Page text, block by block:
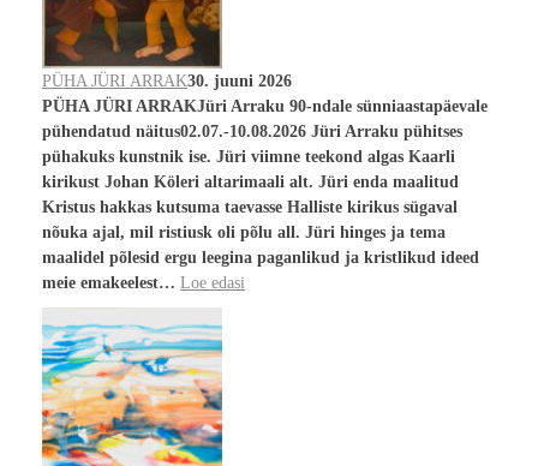
PÜHA JÜRI ARRAK30. juuni 2026
PÜHA JÜRI ARRAKJüri Arraku 90-ndale sünniaastapäevale
pühendatud näitus02.07.-10.08.2026 Jüri Arraku pühitses
pühakuks kunstnik ise. Jüri viimne teekond algas Kaarli
kirikust Johan Köleri altarimaali alt. Jüri enda maalitud
Kristus hakkas kutsuma taevasse Halliste kirikus sügaval
nõuka ajal, mil ristiusk oli põlu all. Jüri hinges ja tema
maalidel põlesid ergu leegina paganlikud ja kristlikud ideed
meie emakeelest… Loe edasi